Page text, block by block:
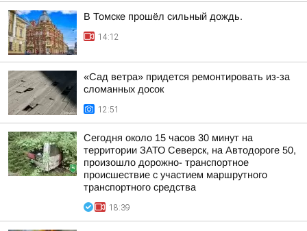
В Томске прошёл сильный дождь.
14:12
«Сад ветра» придется ремонтировать из-за
сломанных досок
12:51
Сегодня около 15 часов 30 минут на
территории ЗАТО Северск, на Автодороге 50,
произошло дорожно- транспортное
происшествие с участием маршрутного
транспортного средства
18:39